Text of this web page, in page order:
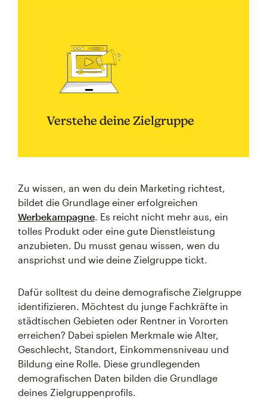
Verstehe deine Zielgruppe
Zu wissen, an wen du dein Marketing richtest,
bildet die Grundlage einer erfolgreichen
Werbekampagne. Es reicht nicht mehr aus, ein
tolles Produkt oder eine gute Dienstleistung
anzubieten. Du musst genau wissen, wen du
ansprichst und wie deine Zielgruppe tickt.
Dafür solltest du deine demografische Zielgruppe
identifizieren. Möchtest du junge Fachkräfte in
städtischen Gebieten oder Rentner in Vororten
erreichen? Dabei spielen Merkmale wie Alter,
Geschlecht, Standort, Einkommensniveau und
Bildung eine Rolle. Diese grundlegenden
demografischen Daten bilden die Grundlage
deines Zielgruppenprofils.